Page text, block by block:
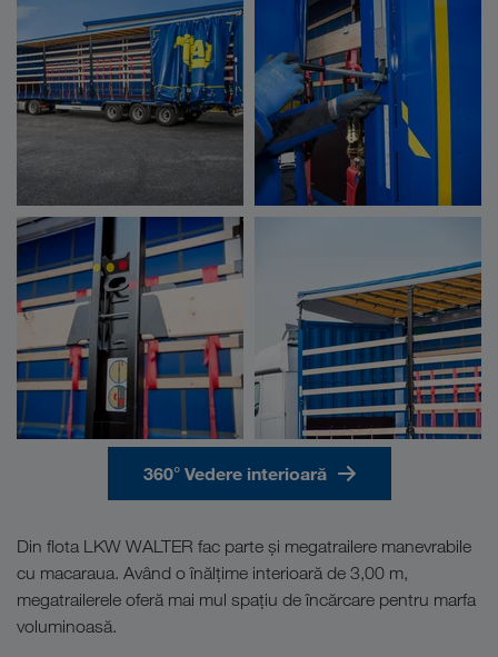
360° Vedere interioară
Din flota LKW WALTER fac parte și megatrailere manevrabile
cu macaraua. Având o înălțime interioară de 3,00 m,
megatrailerele oferă mai mul spațiu de încărcare pentru marfa
voluminoasă.